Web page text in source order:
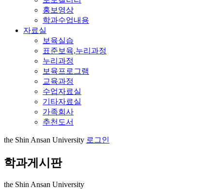
홍보영상
학과수업내용
자료실
보육실습
표준보육,누리과정
누리과정
보육프로그램
교육과정
수업자료실
기타자료실
가족회사
추천도서
the Shin Ansan University 로그인
학과게시판
the Shin Ansan University